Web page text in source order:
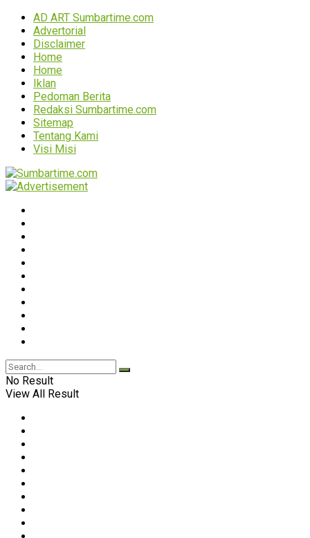
AD ART Sumbartime.com
Advertorial
Disclaimer
Home
Home
Iklan
Pedoman Berita
Redaksi Sumbartime.com
Sitemap
Tentang Kami
Visi Misi
No Result
View All Result